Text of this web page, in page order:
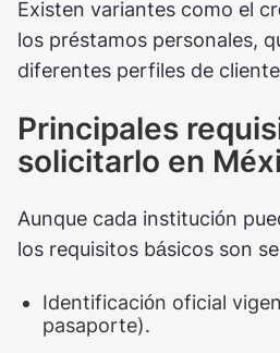
Existen variantes como el
los préstamos personales,
diferentes perfiles de
Principales
solicitarlo en
Aunque cada institución
los requisitos básicos son
Identificación oficial
pasaporte).